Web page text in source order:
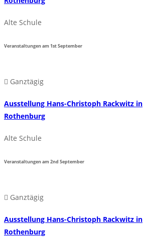
Alte Schule
Veranstaltungen am1stSeptember
Ganztägig
Ausstellung Hans-Christoph Rackwitz in
Rothenburg
Alte Schule
Veranstaltungen am2nd September
Ganztägig
Ausstellung Hans-Christoph Rackwitz in
Rothenburg